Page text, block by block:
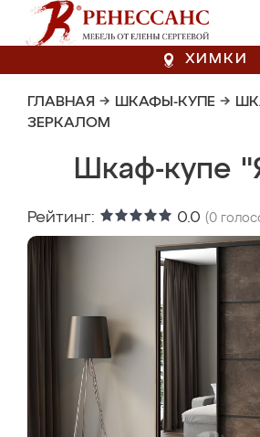
ХИМКИ
ГЛАВНАЯ → ШКАФЫ-КУПЕ →
ЗЕРКАЛОМ
Шкаф-купе
Рейтинг: 0.0 (0